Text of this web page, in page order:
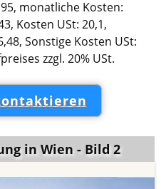
monatliche Kosten:
Kosten USt: 20,1,
Sonstige Kosten USt:
zzgl. 20% USt.
in Wien - Bild 2